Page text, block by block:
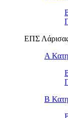
ΕΠΣ
Α
Β